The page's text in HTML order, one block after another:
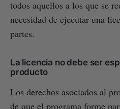
todos aquellos a los que se
necesidad de ejecutar una
partes.
La licencia no debe ser
producto
Los derechos asociados al
de que el programa forme